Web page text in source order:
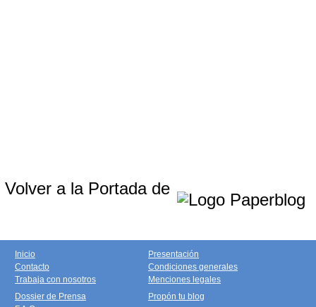
Volver a la Portada de
Inicio
Contacto
Trabaja con nosotros
Presentación
Condiciones generales
Menciones legales
Dossier de Prensa
Propón tu blog